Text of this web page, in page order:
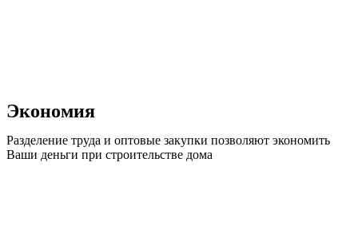
Экономия
Разделение труда и оптовые закупки позволяют экономить
Ваши деньги при строительстве дома